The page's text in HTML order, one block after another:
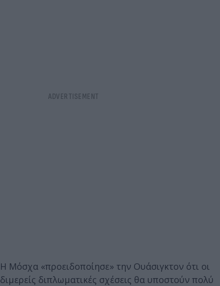
H Μόσχα «προειδοποίησε» την Ουάσιγκτον ότι οι
διμερείς διπλωματικές σχέσεις θα υποστούν πολύ